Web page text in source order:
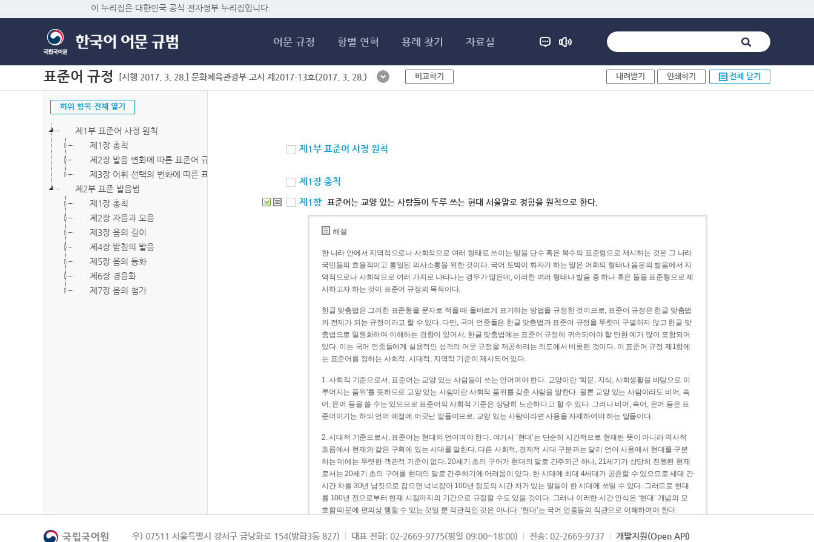
이 누리집은 대한민국 공식 전자정부 누리집입니다.
어문 규정 항별 연혁 용례 찾기 자료실
표준어 규정 [시행 2017. 3. 28.] 문화체육관광부 고시 제2017-13호(2017. 3. 28.) 비교하기 내려받기 인쇄하기 전체 닫기
하위 항목 전체 열기
제1부 표준어 사정 원칙
제1장 총칙
제2장 발음 변화에 따른 표준어 규정
제3장 어휘 선택의 변화에 따른 표준어 규정
제2부 표준 발음법
제1장 총칙
제2장 자음과 모음
제3장 음의 길이
제4장 받침의 발음
제5장 음의 동화
제6장 경음화
제7장 음의 첨가
제1부 표준어 사정 원칙
제1장 총칙
북 제1항 표준어는 교양 있는 사람들이 두루 쓰는 현대 서울말로 정함을 원칙으로 한다.
해설
한 나라 안에서 지역적으로나 사회적으로 여러 형태로 쓰이는 말을 단수 혹은 복수의 표준형으로 제시하는 것은 그 나라
국민들의 효율적이고 통일된 의사소통을 위한 것이다. 국어 토박이 화자가 하는 말은 어휘의 형태나 음운의 발음에서 지
역적으로나 사회적으로 여러 가지로 나타나는 경우가 많은데, 이러한 여러 형태나 발음 중 하나 혹은 둘을 표준형으로 제
시하고자 하는 것이 표준어 규정의 목적이다.
한글 맞춤법은 그러한 표준형을 문자로 적을 때 올바르게 표기하는 방법을 규정한 것이므로, 표준어 규정은 한글 맞춤법
의 전제가 되는 규정이라고 할 수 있다. 다만, 국어 언중들은 한글 맞춤법과 표준어 규정을 뚜렷이 구별하지 않고 한글 맞
춤법으로 일원화하여 이해하는 경향이 있어서, 한글 맞춤법에는 표준어 규정에 귀속되어야 할 만한 예가 많이 포함되어
있다. 이는 국어 언중들에게 실용적인 성격의 어문 규정을 제공하려는 의도에서 비롯된 것이다. 이 표준어 규정 제1항에
는 표준어를 정하는 사회적, 시대적, 지역적 기준이 제시되어 있다.
1. 사회적 기준으로서, 표준어는 교양 있는 사람들이 쓰는 언어여야 한다. 교양이란 ‘학문, 지식, 사회생활을 바탕으로 이
루어지는 품위’를 뜻하므로 교양 있는 사람이란 사회적 품위를 갖춘 사람을 말한다. 물론 교양 있는 사람이라도 비어, 속
어, 은어 등을 쓸 수는 있으므로 표준어의 사회적 기준은 상당히 느슨하다고 할 수 있다. 그러나 비어, 속어, 은어 등은 표
준어이기는 하되 언어 예절에 어긋난 말들이므로, 교양 있는 사람이라면 사용을 자제하여야 하는 말들이다.
2. 시대적 기준으로서, 표준어는 현대의 언어여야 한다. 여기서 ‘현대’는 단순히 시간적으로 현재란 뜻이 아니라 역사적
흐름에서 현재와 같은 구획에 있는 시대를 말한다. 다른 사회적, 경제적 시대 구분과는 달리 언어 사용에서 현대를 구분
하는 데에는 뚜렷한 객관적 기준이 없다. 20세기 초의 구어가 현대의 말로 간주되곤 하나, 21세기가 상당히 진행된 현재
로서는 20세기 초의 구어를 현대의 말로 간주하기에 어려움이 있다. 한 시대에 최대 4세대가 공존할 수 있으므로 세대 간
시간 차를 30년 남짓으로 잡으면 넉넉잡아 100년 정도의 시간 차가 있는 말들이 한 시대에 쓰일 수 있다. 그러므로 현대
를 100년 전으로부터 현재 시점까지의 기간으로 규정할 수도 있을 것이다. 그러나 이러한 시간 인식은 ‘현대’ 개념의 모
호함 때문에 편의상 행할 수 있는 것일 뿐 객관적인 것은 아니다. ‘현대’는 국어 언중들의 직관으로 이해하여야 한다.
3. 지역적 기준으로서, 표준어는 서울말이어야 한다. 이는 표준어의 공용어적 성격을 가장 크게 드러내 주는 기준이다.
우) 07511 서울특별시 강서구 금낭화로 154(방화3동 827) 대표 전화: 02-2669-9775(평일 09:00~18:00) 전송: 02-2669-9737 개발지원(Open API)